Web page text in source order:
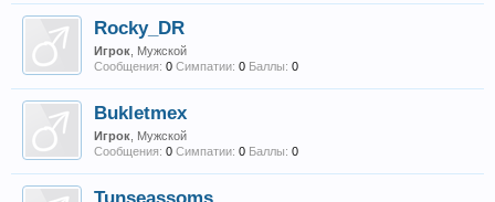
Rocky_DR
Игрок , Мужской
Сообщения: 0 Симпатии: 0 Баллы: 0
Bukletmex
Игрок , Мужской
Сообщения: 0 Симпатии: 0 Баллы: 0
Tunseassoms